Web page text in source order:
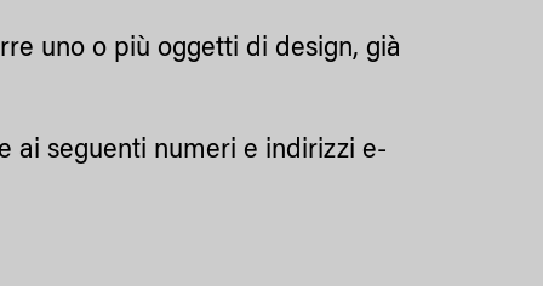
uno o più oggetti di design, già
ai seguenti numeri e indirizzi e-